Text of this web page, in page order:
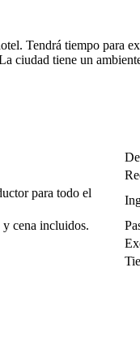
Tendrá tiempo para
tiene un
para todo el
y cena incluidos.